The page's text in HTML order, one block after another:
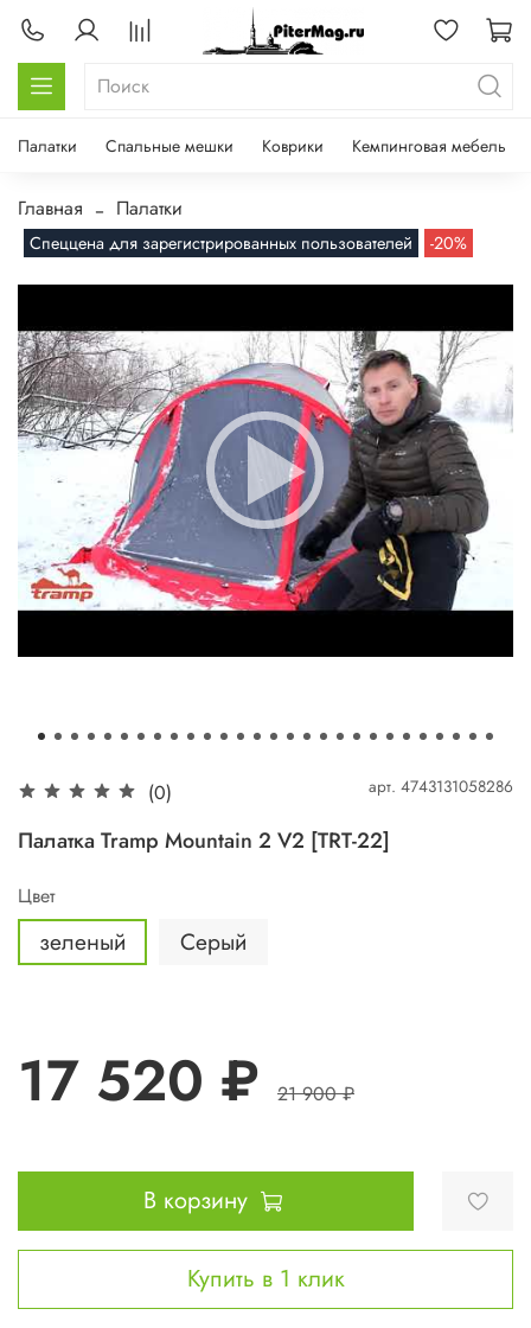
Палатки Спальные мешки Коврики Кемпинговая мебель
Главная Палатки
Спеццена для зарегистрированных пользователей -20%
(0) арт. 4743131058286
Палатка Tramp Mountain 2 V2 [TRT-22]
Цвет
зеленый Серый
17 520 ₽ 21 900 ₽
В корзину
Купить в 1 клик